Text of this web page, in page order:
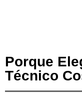
Porque
Técnico